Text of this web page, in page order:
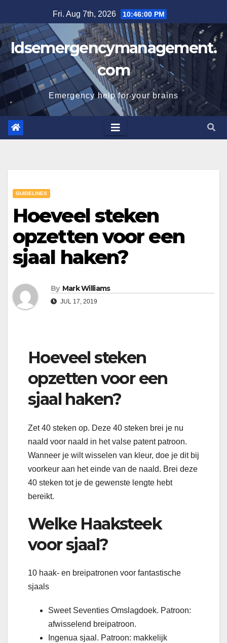
to
content
Fri. Aug 7th, 2026 10:46:01 PM
Idsemergencymanagement.
com
Emergency help for your brains
GUIDELINES
Hoeveel steken
opzetten voor een
sjaal haken?
By Mark Williams
JUL 17, 2019
Hoeveel steken
opzetten voor een
sjaal haken?
Zet 40 steken op. Deze 40 steken brei je nu
naald voor naald in het valse patent patroon.
Wanneer je wilt wisselen van kleur, doe je dit bij
voorkeur aan het einde van de naald. Brei deze
40 steken tot je de gewenste lengte hebt
bereikt.
Welke Haaksteek
voor sjaal?
10 haak- en breipatronen voor fantastische
sjaals
Sweet Seventies Omslagdoek. Patroon:
afwisselend breipatroon.
Ingenua sjaal. Patroon: makkelijk